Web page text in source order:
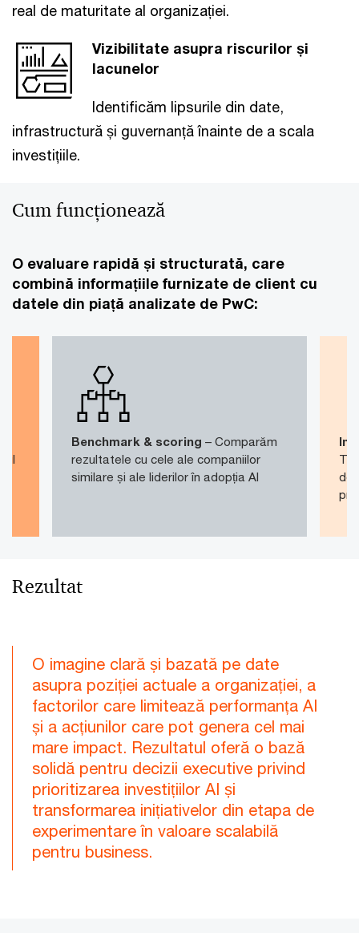
real de maturitate al organizației.
Vizibilitate asupra riscurilor și
lacunelor
Identificăm lipsurile din date,
infrastructură și guvernanță înainte de a scala
investițiile.
Cum funcționează
O evaluare rapidă și structurată, care
combină informațiile furnizate de client cu
datele din piață analizate de PwC:
Benchmark & scoring – Comparăm
rezultatele cu cele ale companiilor
similare și ale liderilor în adopția AI
de
Rezultat
O imagine clară și bazată pe date
asupra poziției actuale a organizației, a
factorilor care limitează performanța AI
și a acțiunilor care pot genera cel mai
mare impact. Rezultatul oferă o bază
solidă pentru decizii executive privind
prioritizarea investițiilor AI și
transformarea inițiativelor din etapa de
experimentare în valoare scalabilă
pentru business.